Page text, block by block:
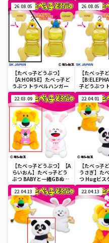
26.08.05
【たべっ子どうぶつ】
【A:HORSE】たべっ子ど
うぶつ トラベルハンガー
26.08.05
【たべっ子
【
子どうぶつ
ガー
22.03.09
【たべっ子どうぶつ】【A
らいおん】たべっ子どう
ぶつ BABYと一緒GBぬい
ぐるみ
22.04.01
【たべっ子
うさぎ】た
つ Hugビス
るみ2
22.04.13 22.04.13